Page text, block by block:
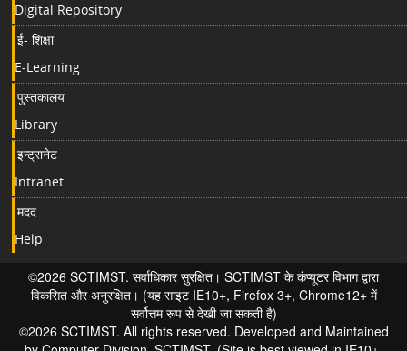
Digital Repository
ई- शिक्षा
E-Learning
पुस्तकालय
Library
इन्ट्रानेट
Intranet
मदद
Help
©2026 SCTIMST. सर्वाधिकार सुरक्षित। SCTIMST के कंप्यूटर विभाग द्वारा
विकसित और अनुरक्षित। (यह साइट IE10+, Firefox 3+, Chrome12+ में
सर्वोत्तम रूप से देखी जा सकती है)
©2026 SCTIMST. All rights reserved. Developed and Maintained